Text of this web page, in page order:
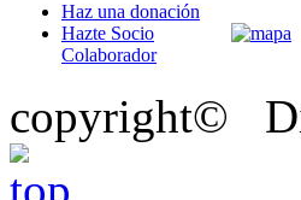
Haz una donación
Hazte Socio
Colaborador
copyright©